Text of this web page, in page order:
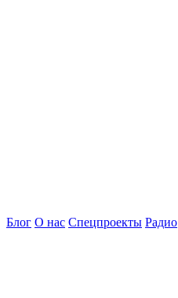
Блог О нас Спецпроекты Радио